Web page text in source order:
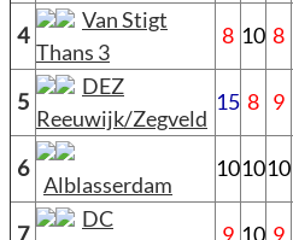
4
Van Stigt
Thans 3
8 10 8
5
DEZ
Reeuwijk/Zegveld
15 8 9
6
Alblasserdam
101010
7
DC
9 10 9